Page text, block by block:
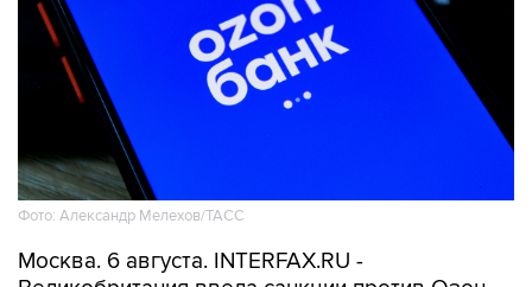
Фото: Александр Мелехов/ТАСС
Москва. 6 августа. INTERFAX.RU -